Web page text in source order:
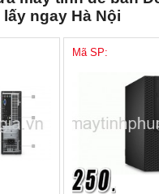
ngay Hà Nội
Mã SP: